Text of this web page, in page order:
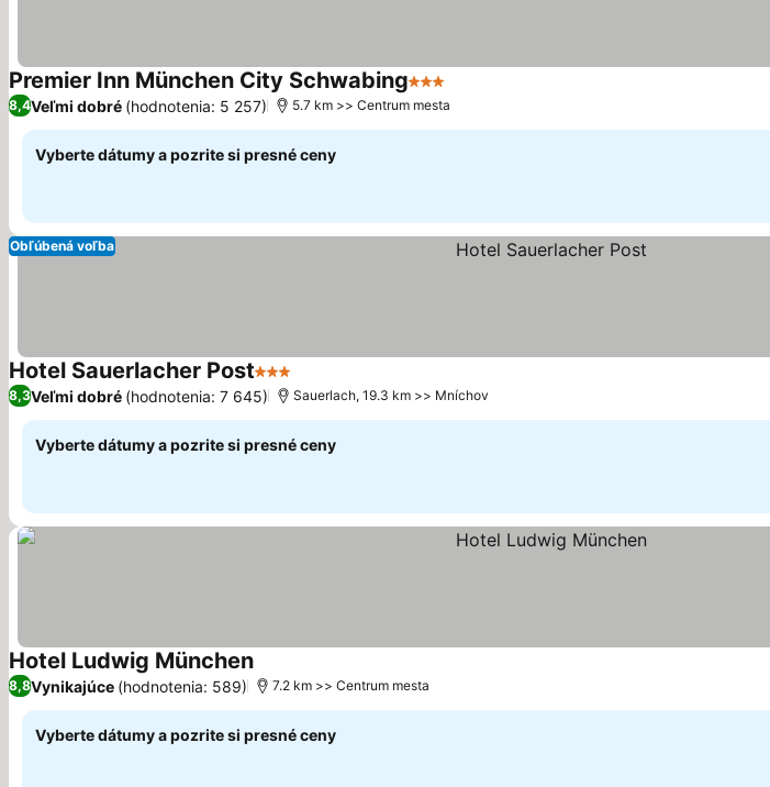
Premier Inn München City Schwabing3 Počet hviezdičiek
8,4Veľmi dobré (hodnotenia: 5 257) 5.7 km >> Centrum mesta
Vyberte dátumy a pozrite si presné ceny
Obľúbená voľba
Hotel Sauerlacher Post3 Počet hviezdičiek
8,3Veľmi dobré (hodnotenia: 7 645) Sauerlach, 19.3 km >> Mníchov
Vyberte dátumy a pozrite si presné ceny
Hotel Ludwig MünchenZobraziť ceny
8,8Vynikajúce (hodnotenia: 589) 7.2 km >> Centrum mesta
Vyberte dátumy a pozrite si presné ceny